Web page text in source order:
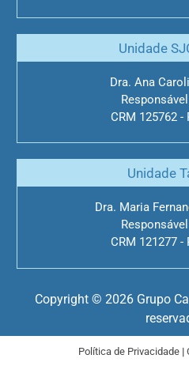
Unidade
Dra. Ana
CRM 125762 -
Unidade
Dra. Maria
CRM 121277 -
Copyright © 2026 Grupo
Política de Privacidade |